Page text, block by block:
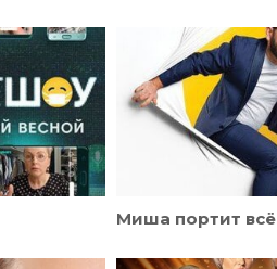
Миша портит всё